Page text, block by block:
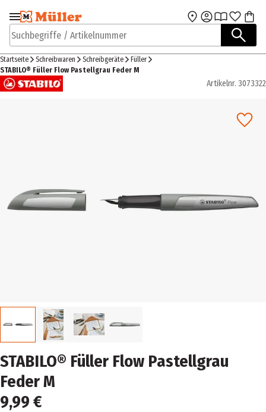
Zur Navigation
springen
Zum Hauptinhalt
Suchbegriffe / Artikelnummer
Startseite Schreibwaren Schreibgeräte
Füller
STABILO® Füller Flow Pastellgrau Feder M
Artikelnr. 3073322
STABILO® Füller Flow Pastellgrau
Feder M
9,99 €